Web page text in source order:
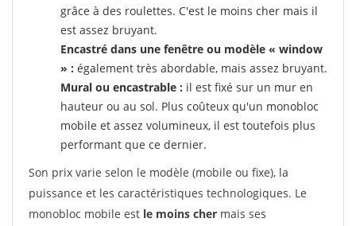
grâce à des roulettes. C'est le moins cher mais il
est assez bruyant.
Encastré dans une fenêtre ou modèle « window
» : également très abordable, mais assez bruyant.
Mural ou encastrable : il est fixé sur un mur en
hauteur ou au sol. Plus coûteux qu'un monobloc
mobile et assez volumineux, il est toutefois plus
performant que ce dernier.
Son prix varie selon le modèle (mobile ou fixe), la
puissance et les caractéristiques technologiques. Le
monobloc mobile est le moins cher mais ses